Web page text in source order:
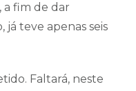
a fim de dar
teve apenas seis
Faltará, neste